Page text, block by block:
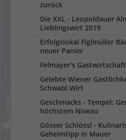
zurück
Die XXL - Leopoldauer
Lieblingswirt 2019
Erfolgslokal Figlmüller
neuer Panier
Felmayer's
Gelebte Wiener
Schwabl Wirt
Geschmacks - Tempel:
höchstem Niveau
Gösser Schlössl -
Geheimtipp in Mauer